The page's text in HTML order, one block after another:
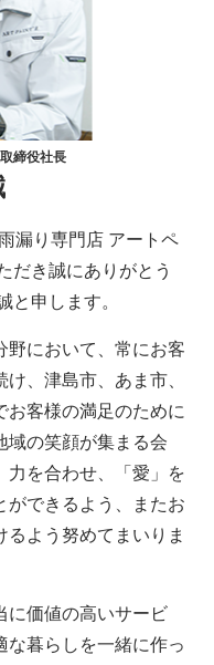
締役社長
漏り専門店 アートペ
だき誠にありがとう
と申します。
野において、常にお客
、津島市、あま市、
お客様の満足のために
域の笑顔が集まる会
力を合わせ、「愛」を
ができるよう、またお
よう努めてまいりま
に価値の高いサービ
な暮らしを一緒に作っ